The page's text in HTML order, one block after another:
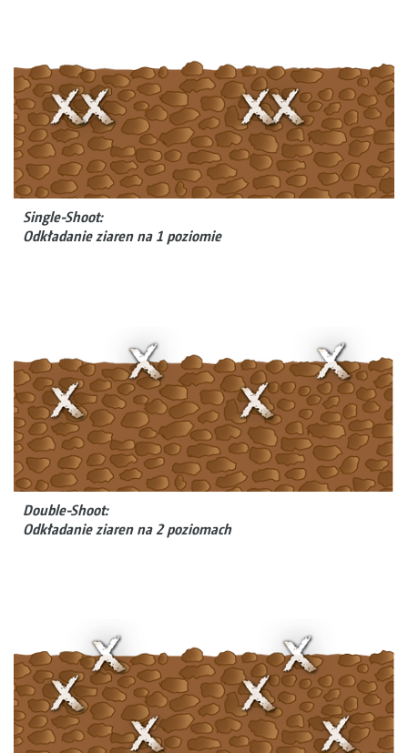
Single-Shoot:
Odkładanie ziaren na 1 poziomie
Double-Shoot:
Odkładanie ziaren na 2 poziomach